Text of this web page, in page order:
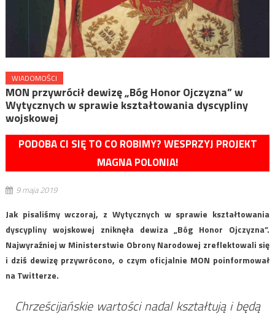
WIADOMOŚCI
MON przywrócił dewizę „Bóg Honor Ojczyzna” w
Wytycznych w sprawie kształtowania dyscypliny
wojskowej
PODOBA CI SIĘ TO CO ROBIMY? WESPRZYJ PROJEKT
MAGNA POLONIA!
9 maja 2019
Jak pisaliśmy wczoraj, z Wytycznych w sprawie kształtowania
dyscypliny wojskowej zniknęła dewiza „Bóg Honor Ojczyzna”.
Najwyraźniej w Ministerstwie Obrony Narodowej zreflektowali się
i dziś dewizę przywrócono, o czym oficjalnie MON poinformował
na Twitterze.
Chrześcijańskie wartości nadal kształtują i będą